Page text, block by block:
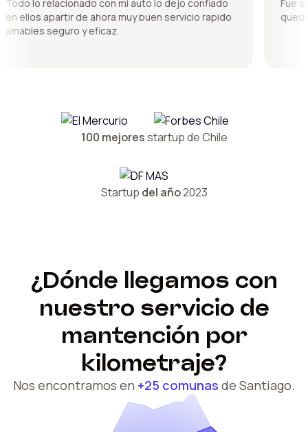
lo relacionado con mi auto lo dejo confiado
ellos apartir de ahora muy buen servicio rapido
seguro y eficaz.
Fue
quedó
100 mejoresstartup de Chile
Startup del año2023
¿Dónde llegamos con
nuestro servicio de
mantención por
kilometraje?
Nos encontramos en +25 comunas de Santiago.